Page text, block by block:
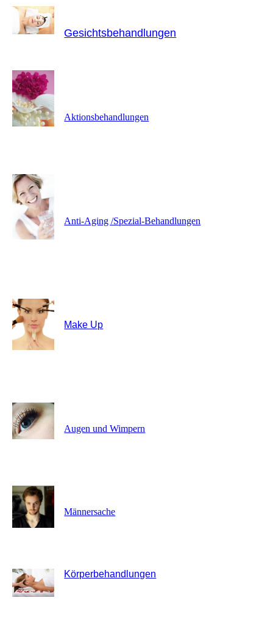
Gesichtsbehandlungen
Aktionsbehandlungen
Anti-Aging /Spezial-Behandlungen
Make Up
Augen und Wimpern
Männersache
Körperbehandlungen